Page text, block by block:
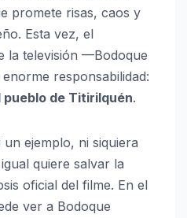
promete risas, caos y
Esta vez, el
la televisión —Bodoque
responsabilidad:
de Titirilquén.
ejemplo, ni siquiera
quiere salvar la
oficial del filme. En el
ver a Bodoque